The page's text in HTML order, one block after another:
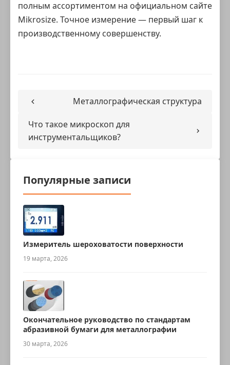
полным ассортиментом на официальном сайте
Mikrosize. Точное измерение — первый шаг к
производственному совершенству.
Металлографическая структура
Что такое микроскоп для
инструментальщиков?
Популярные записи
Измеритель шероховатости поверхности
19 марта, 2026
Окончательное руководство по стандартам
абразивной бумаги для металлографии
30 марта, 2026